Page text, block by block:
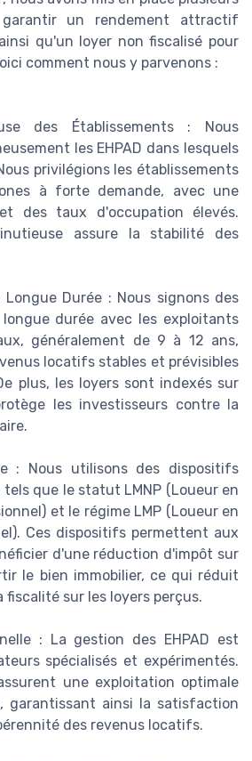
garantir un rendement attractif
qu'un loyer non fiscalisé pour
comment nous y parvenons :
des Établissements : Nous
les EHPAD dans lesquels
privilégions les établissements
à forte demande, avec une
des taux d'occupation élevés.
assure la stabilité des
Longue Durée : Nous signons des
durée avec les exploitants
généralement de 9 à 12 ans,
locatifs stables et prévisibles
plus, les loyers sont indexés sur
les investisseurs contre la
: Nous utilisons des dispositifs
que le statut LMNP (Loueur en
et le régime LMP (Loueur en
Ces dispositifs permettent aux
d'une réduction d'impôt sur
le bien immobilier, ce qui réduit
fiscalité sur les loyers perçus.
: La gestion des EHPAD est
spécialisés et expérimentés.
une exploitation optimale
garantissant ainsi la satisfaction
des revenus locatifs.